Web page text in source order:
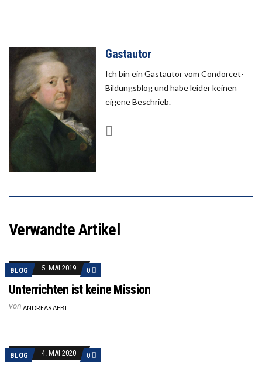
Gastautor
Ich bin ein Gastautor vom Condorcet-
Bildungsblog und habe leider keinen
eigene Beschrieb.
Verwandte Artikel
BLOG 5. MAI 2019 0
Unterrichten ist keine Mission
von ANDREAS AEBI
BLOG 4. MAI 2020 0